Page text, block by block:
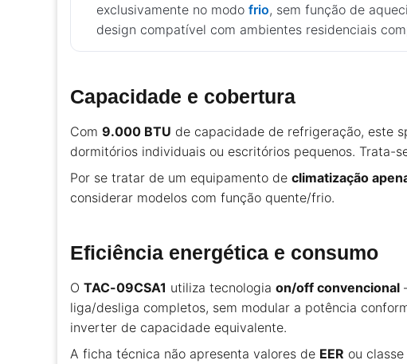
exclusivamente no modo frio, sem função de
design compatível com ambientes residenciais
Capacidade e cobertura
Com 9.000 BTU de capacidade de refrigeração, este
dormitórios individuais ou escritórios pequenos. Trata-
Por se tratar de um equipamento de climatização
considerar modelos com função quente/frio.
Eficiência energética e consumo
O TAC-09CSA1 utiliza tecnologia on/off convencional
liga/desliga completos, sem modular a potência
inverter de capacidade equivalente.
A ficha técnica não apresenta valores de EER ou